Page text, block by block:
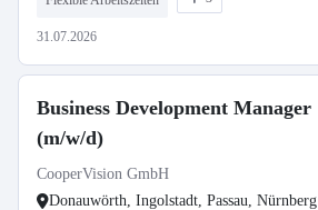
31.07.2026
Business Development Manager
(m/w/d)
CooperVision GmbH
Donauwörth, Ingolstadt, Passau, Nürnberg